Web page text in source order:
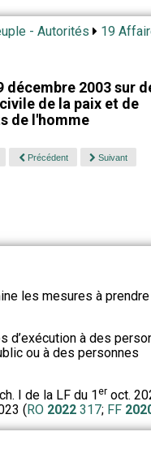
- Autorités
19
décembre 2003 sur
de la paix et de
de l'homme
Précédent Suivant
les mesures à prendre
d’exécution à des
ou à des personnes
I de la LF du 1eroct.
(RO 2022317; FF